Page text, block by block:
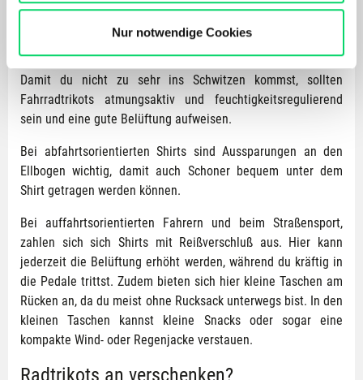
Bergspezl verwendet Cookies, um Inhalte und Anzeigen
zu personalisieren, Funktionen für soziale Medien
anbieten zu können und die Zugriffe auf unsere Website
zu analysieren. Außerdem geben wir Informationen zu
Deiner Verwendung unserer Website an unsere Partner
für soziale Medien, Werbung und Analysen weiter.
Unsere Partner führen diese Informationen
möglicherweise mit weiteren Daten zusammen, die Du
ihnen bereitgestellt hast oder die sie im Rahmen Deiner
Nutzung der Dienste gesammelt haben.
Nur notwendige Cookies
Worauf sollte ich beim Bike Shirt achten?
Damit du nicht zu sehr ins Schwitzen kommst, sollten
Fahrradtrikots atmungsaktiv und feuchtigkeitsregulierend
sein und eine gute Belüftung aufweisen.
Bei abfahrtsorientierten Shirts sind Aussparungen an den
Ellbogen wichtig, damit auch Schoner bequem unter dem
Shirt getragen werden können.
Bei auffahrtsorientierten Fahrern und beim Straßensport,
zahlen sich sich Shirts mit Reißverschluß aus. Hier kann
jederzeit die Belüftung erhöht werden, während du kräftig in
die Pedale trittst. Zudem bieten sich hier kleine Taschen am
Rücken an, da du meist ohne Rucksack unterwegs bist. In den
kleinen Taschen kannst kleine Snacks oder sogar eine
kompakte Wind- oder Regenjacke verstauen.
Radtrikots an verschenken?